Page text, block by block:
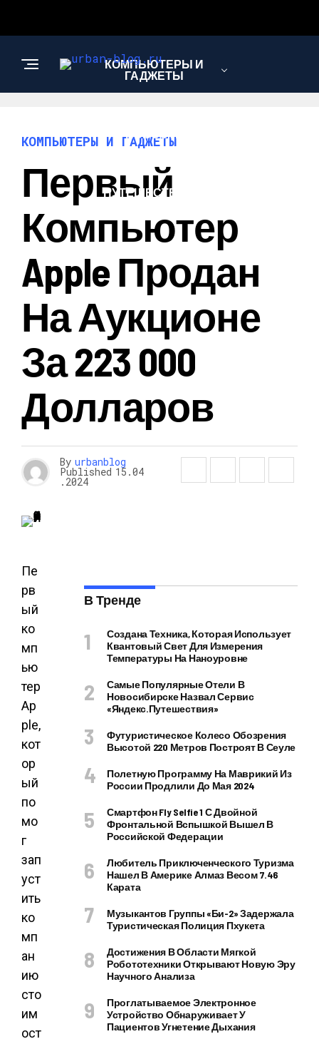
КОМПЬЮТЕРЫ И
ГАДЖЕТЫ
НОВОСТИ
ПУТЕШЕСТВИЯ И
КОМПЬЮТЕРЫ И ГАДЖЕТЫ
Первый
Компьютер
Apple Продан
На Аукционе
За 223 000
Долларов
By urbanblog
Published 15.04
.2024
Пе
рв
ый
ко
мп
ью
тер
Ap
ple,
кот
ор
ый
по
мо
г
зап
уст
ить
ко
мп
ан
ию
сто
им
ост
В Тренде
Создана Техника, Которая Использует
Квантовый Свет Для Измерения
Температуры На Наноуровне
Самые Популярные Отели В
Новосибирске Назвал Сервис
«Яндекс.Путешествия»
Футуристическое Колесо Обозрения
Высотой 220 Метров Построят В Сеуле
Полетную Программу На Маврикий Из
России Продлили До Мая 2024
Смартфон Fly Selfie 1 С Двойной
Фронтальной Вспышкой Вышел В
Российской Федерации
Любитель Приключенческого Туризма
Нашел В Америке Алмаз Весом 7.46
Карата
Музыкантов Группы «Би-2» Задержала
Туристическая Полиция Пхукета
Достижения В Области Мягкой
Робототехники Открывают Новую Эру
Научного Анализа
Проглатываемое Электронное
Устройство Обнаруживает У
Пациентов Угнетение Дыхания